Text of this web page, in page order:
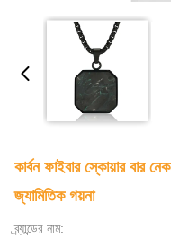
কার্বন ফাইবার স্কোয়ার বার
জ্যামিতিক গয়না
ব্র্যান্ডের নাম: